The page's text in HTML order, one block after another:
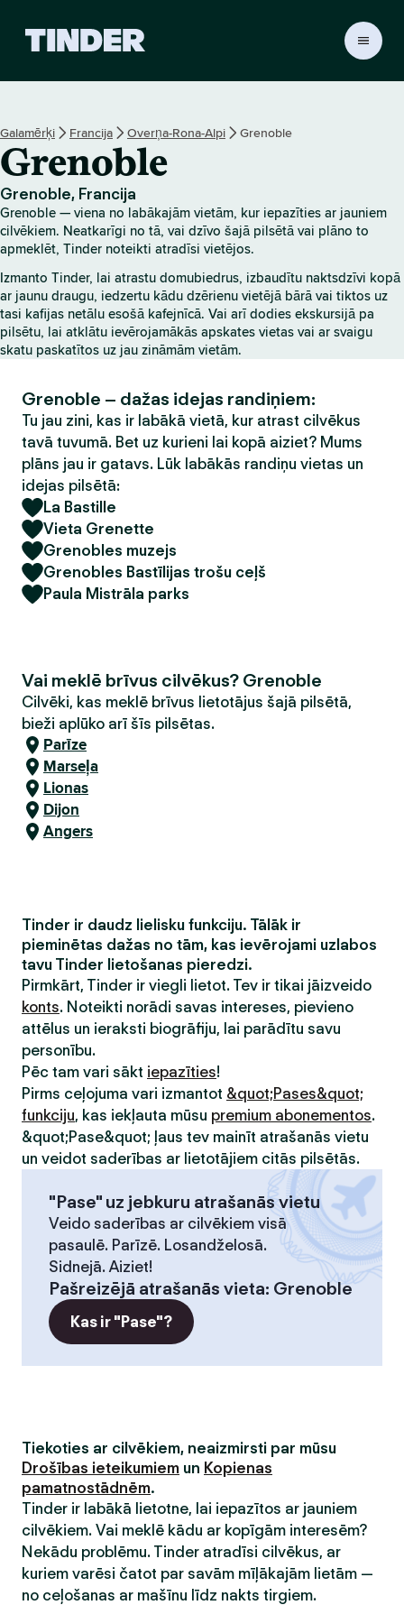
r
s
ā
u
m
l
p
a
Galamērķi Francija Overņa-Rona-Alpi Grenoble
Grenoble
Grenoble, Francija
Grenoble — viena no labākajām vietām, kur iepazīties ar jauniem
cilvēkiem. Neatkarīgi no tā, vai dzīvo šajā pilsētā vai plāno to
apmeklēt, Tinder noteikti atradīsi vietējos.
Izmanto Tinder, lai atrastu domubiedrus, izbaudītu naktsdzīvi kopā
ar jaunu draugu, iedzertu kādu dzērienu vietējā bārā vai tiktos uz
tasi kafijas netālu esošā kafejnīcā. Vai arī dodies ekskursijā pa
pilsētu, lai atklātu ievērojamākās apskates vietas vai ar svaigu
skatu paskatītos uz jau zināmām vietām.
Grenoble – dažas idejas randiņiem:
Tu jau zini, kas ir labākā vietā, kur atrast cilvēkus
tavā tuvumā. Bet uz kurieni lai kopā aiziet? Mums
plāns jau ir gatavs. Lūk labākās randiņu vietas un
idejas pilsētā:
La Bastille
Vieta Grenette
Grenobles muzejs
Grenobles Bastīlijas trošu ceļš
Paula Mistrāla parks
Vai meklē brīvus cilvēkus? Grenoble
Cilvēki, kas meklē brīvus lietotājus šajā pilsētā,
bieži aplūko arī šīs pilsētas.
Parīze
Marseļa
Lionas
Dijon
Angers
Tinder ir daudz lielisku funkciju. Tālāk ir
pieminētas dažas no tām, kas ievērojami uzlabos
tavu Tinder lietošanas pieredzi.
Pirmkārt, Tinder ir viegli lietot. Tev ir tikai jāizveido
konts. Noteikti norādi savas intereses, pievieno
attēlus un ieraksti biogrāfiju, lai parādītu savu
personību.
Pēc tam vari sākt iepazīties!
Pirms ceļojuma vari izmantot &quot;Pases&quot;
funkciju, kas iekļauta mūsu premium abonementos.
&quot;Pase&quot; ļaus tev mainīt atrašanās vietu
un veidot saderības ar lietotājiem citās pilsētās.
"Pase" uz jebkuru atrašanās vietu
Veido saderības ar cilvēkiem visā
pasaulē. Parīzē. Losandželosā.
Sidnejā. Aiziet!
Pašreizējā atrašanās vieta: Grenoble
Kas ir "Pase"?
Tiekoties ar cilvēkiem, neaizmirsti par mūsu
Drošības ieteikumiem un Kopienas
pamatnostādnēm.
Tinder ir labākā lietotne, lai iepazītos ar jauniem
cilvēkiem. Vai meklē kādu ar kopīgām interesēm?
Nekādu problēmu. Tinder atradīsi cilvēkus, ar
kuriem varēsi čatot par savām mīļākajām lietām —
no ceļošanas ar mašīnu līdz nakts tirgiem.